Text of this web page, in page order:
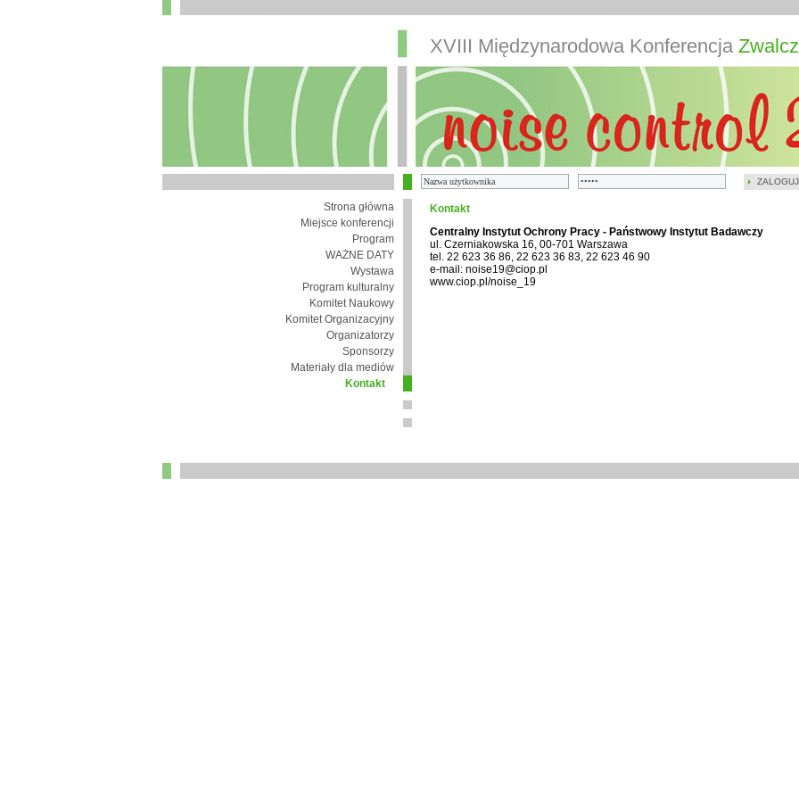
ZALOGUJ
XVIII Międzynarodowa Konferencja
Strona główna
Miejsce konferencji
Program
WAŻNE DATY
Wystawa
Program kulturalny
Komitet Naukowy
Komitet Organizacyjny
Organizatorzy
Sponsorzy
Materiały dla mediów
Kontakt
Kontakt
Centralny Instytut Ochrony Pracy - Państwowy Instytut Badawczy
ul. Czerniakowska 16, 00-701 Warszawa
tel. 22 623 36 86, 22 623 36 83, 22 623 46 90
e-mail: noise19@ciop.pl
www.ciop.pl/noise_19